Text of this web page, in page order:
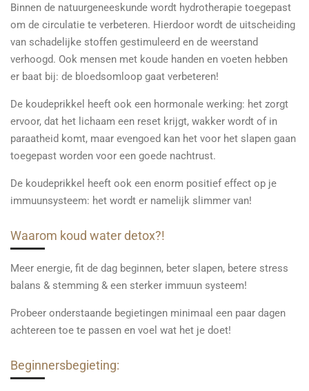
Binnen de natuurgeneeskunde wordt hydrotherapie toegepast
om de circulatie te verbeteren. Hierdoor wordt de uitscheiding
van schadelijke stoffen gestimuleerd en de weerstand
verhoogd. Ook mensen met koude handen en voeten hebben
er baat bij: de bloedsomloop gaat verbeteren!
De koudeprikkel heeft ook een hormonale werking: het zorgt
ervoor, dat het lichaam een reset krijgt, wakker wordt of in
paraatheid komt, maar evengoed kan het voor het slapen gaan
toegepast worden voor een goede nachtrust.
De koudeprikkel heeft ook een enorm positief effect op je
immuunsysteem: het wordt er namelijk slimmer van!
Waarom koud water detox?!
Meer energie, fit de dag beginnen, beter slapen, betere stress
balans & stemming & een sterker immuun systeem!
Probeer onderstaande begietingen minimaal een paar dagen
achtereen toe te passen en voel wat het je doet!
Beginnersbegieting: